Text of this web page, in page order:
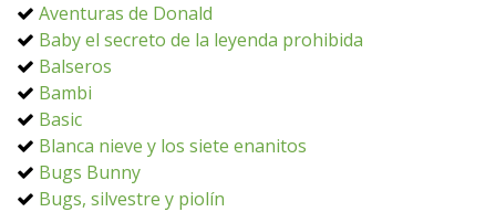
Aventuras de Donald
Baby el secreto de la leyenda prohibida
Balseros
Bambi
Basic
Blanca nieve y los siete enanitos
Bugs Bunny
Bugs, silvestre y piolín